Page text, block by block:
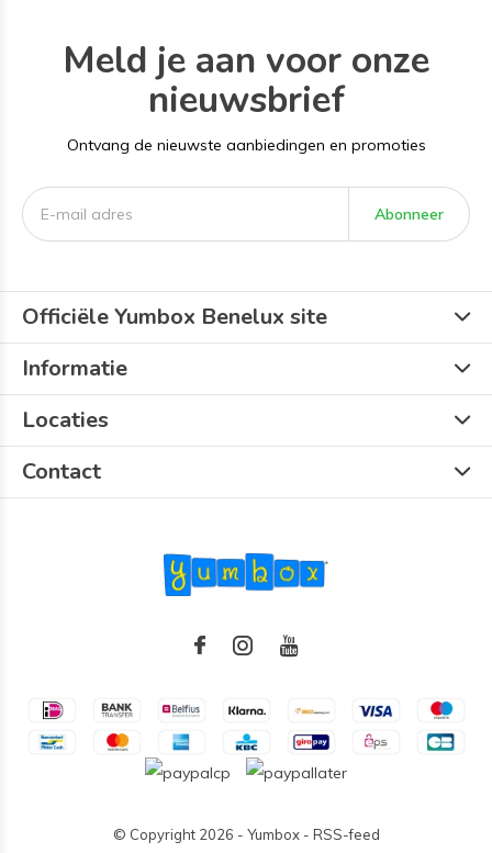
Meld je aan voor onze
nieuwsbrief
Ontvang de nieuwste aanbiedingen en promoties
Abonneer
Officiële Yumbox Benelux site
Informatie
Locaties
Contact
© Copyright 2026 - Yumbox - RSS-feed